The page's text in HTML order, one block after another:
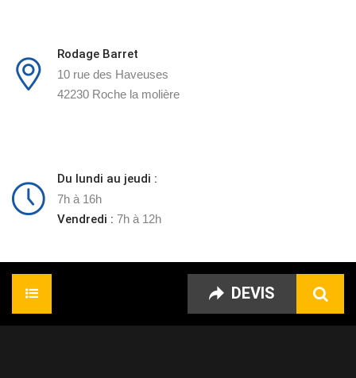
Rodage Barret
10 rue des Haveuses
42230 Roche la molière
Du lundi au jeudi :
7h à 16h
Vendredi : 7h à 12h
DEVIS